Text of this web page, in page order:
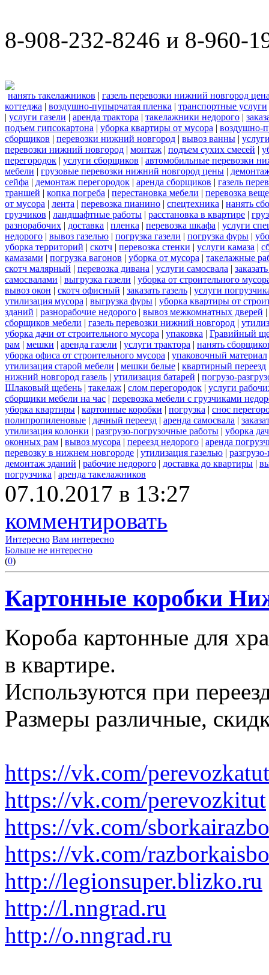
8-908-232-8246 и 8-960-
нанять такелажников | газель перевозки нижний новгород
коттеджа | воздушно-пупырчатая пленка | транспортные услуги
| услуги газели | аренда трактора | такелажники недорого |
подъем гипсокартона | уборка квартиры от мусора | воздушно-
сборщиков | перевозки нижний новгород | вывоз ванны |
перевозки нижний новгород | монтаж | подъем сухих смесей |
перегородок | услуги сборщиков | автомобильные перевозки
мебели | грузовые перевозки нижний новгород цены |
сейфа | демонтаж перегородок | аренда сборщиков | газель
траншей | копка погреба | перестановка мебели | перевозка
от мусора | лента | перевозка пианино | спецтехника | нанять
грузчиков | ландшафтные работы | расстановка в квартире |
разнорабочих | доставка | пленка | перевозка шкафа | услуги
недорого | вывоз газелью | погрузка газели | погрузка фуры |
уборка территорий | скотч | перевозка стенки | услуги камаза |
камазами | погрузка вагонов | уборка от мусора | такелажные
скотч малярный | перевозка дивана | услуги самосвала |
самосвалами | выгрузка газели | уборка от строительного
вывоз окон | скотч офисный | заказать газель | услуги
утилизация мусора | выгрузка фуры | уборка квартиры от
зданий | разнорабочие недорого | вывоз межкомнатных дверей |
сборщиков мебели | газель перевозки нижний новгород |
уборка дачи от строительного мусора | упаковка | Гравийный
рам | мешки | аренда газели | услуги трактора | нанять
уборка офиса от строительного мусора | упаковочный материал
утилизация старой мебели | мешки белые | квартирный переезд
нижний новгород газель | утилизация батарей | погрузо-
Шлаковый щебень | такелаж | слом перегородок | услуги
сборщики мебели на час | перевозка мебели с грузчиками
уборка квартиры | картонные коробки | погрузка | снос
полипропиленовые | дачный переезд | аренда самосвала |
утилизация колонки | разгрузо-погрузочные работы | уборка
оконных рам | вывоз мусора | переезд недорого | аренда
перевозку в нижнем новгороде | утилизация газелью |
демонтаж зданий | рабочие недорого | доставка до квартиры |
погрузчика | аренда такелажников
07.10.2017 в 13:27
комментировать
Интересно Вам интересно
Больше не интересно
(0)
Картонные коробки
Короба картонные для
в квартире.
Используются при
Размеры различные,
https://vk.com/perevozkatut
https://vk.com/perevozkitut
https://vk.com/
https://vk.com/
http://legionsuper.blizko.ru
http://l.nngrad.ru
http://o.nngrad.ru